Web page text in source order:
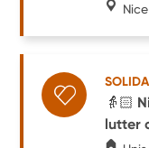
Nice
👵🏻
lutter